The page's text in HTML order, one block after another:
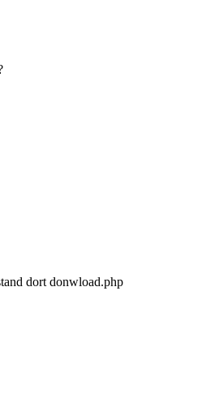
dort donwload.php